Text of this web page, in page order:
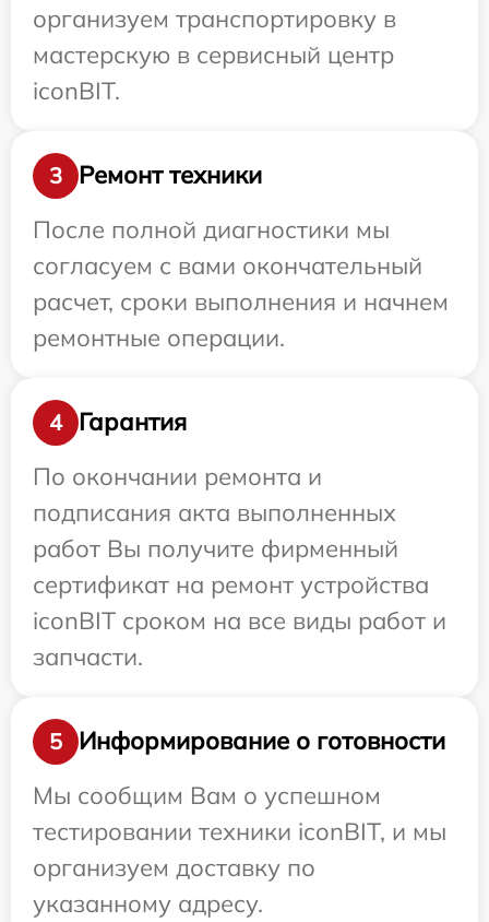
организуем транспортировку в
мастерскую в сервисный центр
iconBIT.
3
Ремонт техники
После полной диагностики мы
согласуем с вами окончательный
расчет, сроки выполнения и начнем
ремонтные операции.
4
Гарантия
По окончании ремонта и
подписания акта выполненных
работ Вы получите фирменный
сертификат на ремонт устройства
iconBIT сроком на все виды работ и
запчасти.
5
Информирование о готовности
Мы сообщим Вам о успешном
тестировании техники iconBIT, и мы
организуем доставку по
указанному адресу.